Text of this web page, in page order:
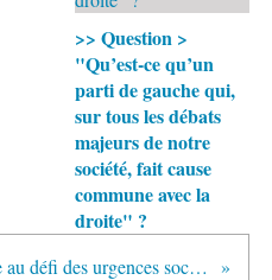
>> Question >
"Qu’est-ce qu’un
parti de gauche qui,
sur tous les débats
majeurs de notre
société, fait cause
commune avec la
droite" ?
>> La gauche au défi des urgences sociales et du changement